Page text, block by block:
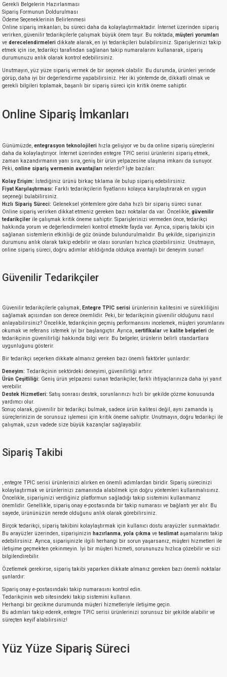
MARKA)
Gerekli Belgelerin Hazırlanması
Sipariş Formunun Doldurulması
Ödeme Seçeneklerinin Belirlenmesi
Online sipariş imkanları, bu süreci daha da kolaylaştırmaktadır. İnternet üzerinden sipariş
verirken, güvenilir tedarikçilerle çalışmak büyük önem taşır. Bu noktada, müşteri yorumları
ve derecelendirmeleri dikkate alarak, en iyi tedarikçileri bulabilirsiniz. Siparişlerinizi takip
etmek için ise, tedarikçi tarafından sağlanan takip numaralarını kullanarak, sipariş
durumunuzu anlık olarak kontrol edebilirsiniz.
Unutmayın, yüz yüze sipariş vermek de bir seçenek olabilir. Bu durumda, ürünleri yerinde
görüp, daha iyi bir değerlendirme yapabilirsiniz. Her iki yöntemde de, dikkatli olmak ve
gerekli bilgileri toplamak, başarılı bir sipariş süreci için kritik öneme sahiptir.
Online Sipariş İmkanları
Günümüzde, entegrasyon teknolojileri hızla gelişiyor ve bu da online sipariş süreçlerini
daha da kolaylaştırıyor. İnternet üzerinden entegre TPIC serisi ürünlerini sipariş etmek,
zaman kazandırmanın yanı sıra, geniş bir ürün yelpazesine ulaşma imkanı da sunuyor.
Peki, online sipariş vermenin avantajları nelerdir? İşte bazıları:
Kolay Erişim: İstediğiniz ürünü birkaç tıklama ile bulup sipariş edebilirsiniz.
Fiyat Karşılaştırması: Farklı tedarikçilerin fiyatlarını kolayca karşılaştırarak en uygun
seçeneği bulabilirsiniz.
Hızlı Sipariş Süreci: Geleneksel yöntemlere göre daha hızlı bir sipariş süreci sunar.
Online sipariş verirken dikkat etmeniz gereken bazı noktalar da var. Öncelikle, güvenilir
tedarikçiler ile çalışmak kritik öneme sahiptir. Siparişlerinizi vermeden önce, tedarikçi
hakkında yorum ve değerlendirmeleri kontrol etmekte fayda var. Ayrıca, sipariş takibi için
sağlanan sistemlerin etkinliği de göz önünde bulundurulmalıdır. Bu şekilde, siparişinizin
durumunu anlık olarak takip edebilir ve olası sorunları hızlıca çözebilirsiniz. Unutmayın,
online sipariş süreci, doğru adımlar atıldığında oldukça avantajlı bir deneyim sunar!
Güvenilir Tedarikçiler
Güvenilir tedarikçilerle çalışmak, Entegre TPIC serisi ürünlerinin kalitesini ve sürekliliğini
sağlamak açısından son derece önemlidir. Peki, bir tedarikçinin güvenilir olduğunu nasıl
anlayabilirsiniz? Öncelikle, tedarikçinin geçmiş performansını incelemek, müşteri yorumlarını
okumak ve referans istemek iyi bir başlangıçtır. Ayrıca, sertifikalar ve kalite belgeleri de
tedarikçinin güvenilirliği hakkında bilgi verir. Bu belgeler, ürünlerin belirli standartlara
uygunluğunu gösterir.
Bir tedarikçi seçerken dikkate almanız gereken bazı önemli faktörler şunlardır:
Deneyim: Tedarikçinin sektördeki deneyimi, güvenilirliği artırır.
Ürün Çeşitliliği: Geniş ürün yelpazesi sunan tedarikçiler, farklı ihtiyaçlarınıza daha iyi yanıt
verebilir.
Destek Hizmetleri: Satış sonrası destek, sorunlarınızı hızlı bir şekilde çözme konusunda
yardımcı olur.
Sonuç olarak, güvenilir bir tedarikçi bulmak, sadece ürün kalitesi değil, aynı zamanda iş
süreçlerinizin de sorunsuz işlemesi için kritik öneme sahiptir. Unutmayın, doğru tedarikçi ile
çalışmak, uzun vadede size büyük kazançlar sağlayabilir.
Sipariş Takibi
, entegre TPIC serisi ürünlerinizi alırken en önemli adımlardan biridir. Sipariş sürecinizi
kolaylaştırmak ve ürünlerinizi zamanında alabilmek için doğru yöntemleri kullanmalısınız.
Öncelikle, siparişinizi verdiğiniz platformun sağladığı takip sistemini kullanmanız
önemlidir. Genellikle, sipariş onay e-postasında bir takip numarası ve bağlantı yer alır. Bu
sayede, ürününüzün nerede olduğunu anlık olarak görebilirsiniz.
Birçok tedarikçi, sipariş takibini kolaylaştırmak için kullanıcı dostu arayüzler sunmaktadır.
Bu arayüzler üzerinden, siparişinizin hazırlanma yola çıkma ve teslimat aşamalarını takip
edebilirsiniz. Ayrıca, siparişinizle ilgili herhangi bir sorun yaşarsanız, müşteri hizmetleri ile
iletişime geçmekten çekinmeyin. İyi bir müşteri hizmeti, sorununuzu hızlıca çözebilir ve sizi
bilgilendirebilir.
Özetlemek gerekirse, sipariş takibi yaparken dikkate almanız gereken bazı önemli noktalar
şunlardır:
Sipariş onay e-postasındaki takip numarasını kontrol edin.
Tedarikçinin web sitesindeki takip sistemini kullanın.
Herhangi bir gecikme durumunda müşteri hizmetleriyle iletişime geçin.
Bu adımları takip ederek, entegre TPIC serisi ürünlerinizi sorunsuz bir şekilde alabilir ve
süreçten keyif alabilirsiniz!
Yüz Yüze Sipariş Süreci